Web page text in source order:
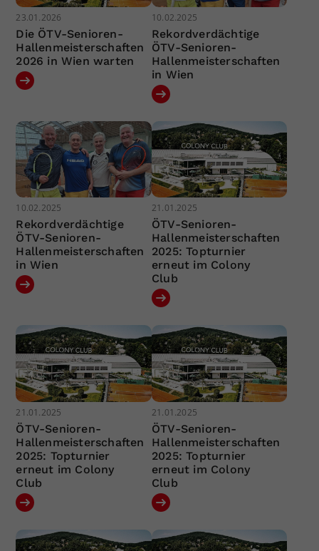
23.01.2026
Die ÖTV-Senioren-
Hallenmeisterschaften
2026 in Wien warten
10.02.2025
Rekordverdächtige
ÖTV-Senioren-
Hallenmeisterschaften
in Wien
10.02.2025
Rekordverdächtige
ÖTV-Senioren-
Hallenmeisterschaften
in Wien
21.01.2025
ÖTV-Senioren-
Hallenmeisterschaften
2025: Topturnier
erneut im Colony
Club
21.01.2025
ÖTV-Senioren-
Hallenmeisterschaften
2025: Topturnier
erneut im Colony
Club
21.01.2025
ÖTV-Senioren-
Hallenmeisterschaften
2025: Topturnier
erneut im Colony
Club